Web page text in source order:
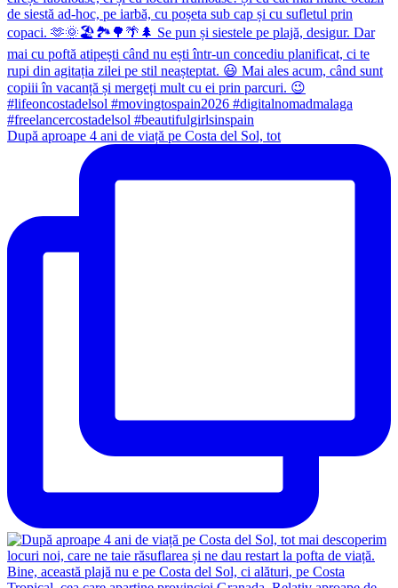
După aproape 4 ani de viață pe Costa del Sol, tot